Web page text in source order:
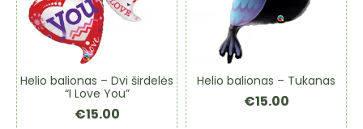
Helio balionas – Dvi širdelės
“I Love You”
€15.00
Helio balionas – Tukanas
€15.00